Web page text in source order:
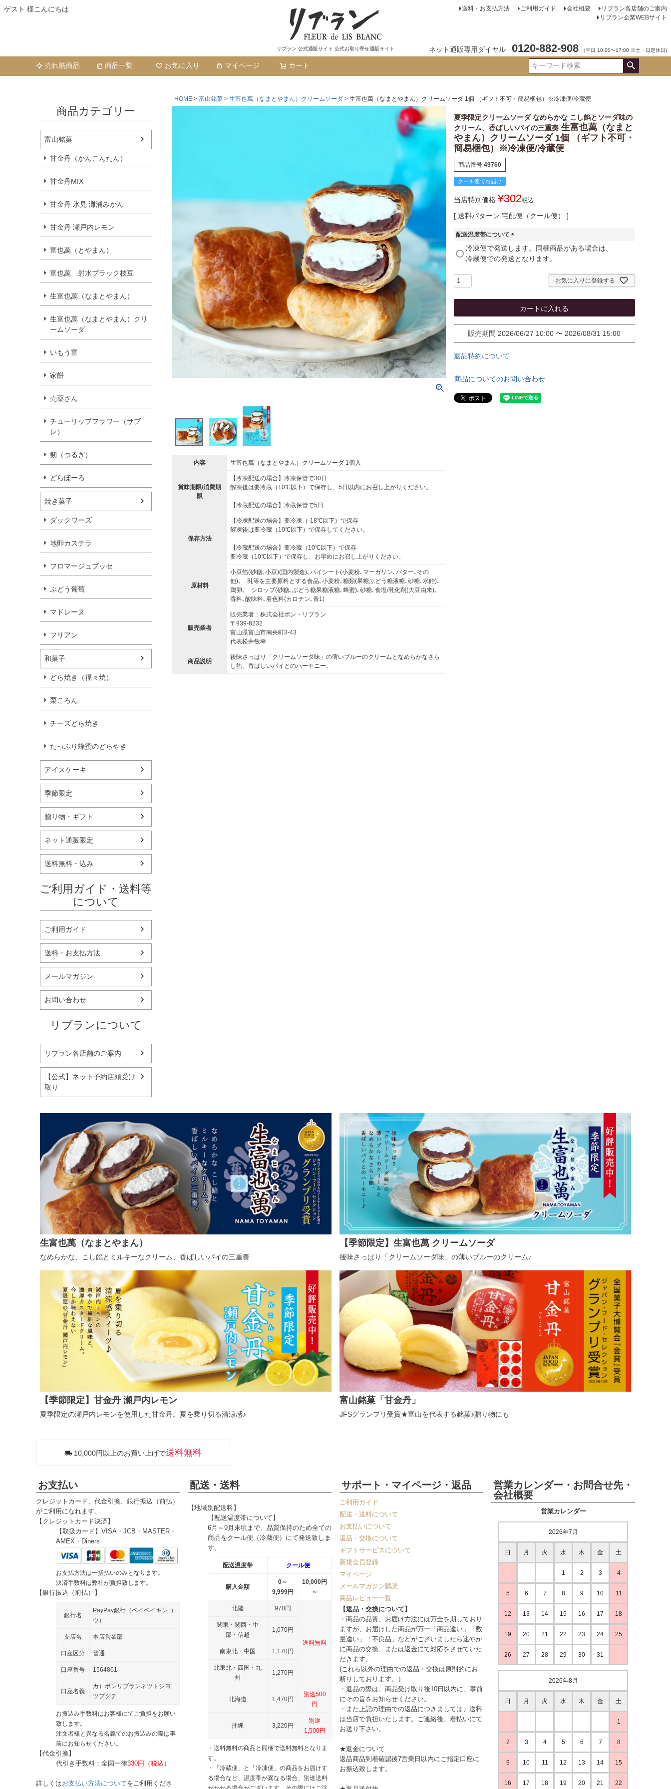
ゲスト 様こんにちは
リブラン 公式通販サイト 公式お取り寄せ通販サイト
送料・お支払方法 ご利用ガイド 会社概要
リブラン各店舗のご案内
リブラン企業WEBサイト
ネット通販専用ダイヤル 0120-882-908 （平日 10:00〜17:00 ※土・日定休日)
売れ筋商品 商品一覧 お気に入り マイページ カート
商品カテゴリー
富山銘菓
甘金丹（かんこんたん）
甘金丹MIX
甘金丹 氷見 灘浦みかん
甘金丹 瀬戸内レモン
富也萬（とやまん）
富也萬 射水ブラック枝豆
生富也萬（なまとやまん）
生富也萬（なまとやまん）クリ
ームソーダ
いもう富
家餅
売薬さん
チューリップフラワー（サブ
レ）
剱（つるぎ）
どらぼーろ
焼き菓子
ダックワーズ
地卵カステラ
フロマージュブッセ
ぶどう葡萄
マドレーヌ
フリアン
和菓子
どら焼き（福々焼）
栗ころん
チーズどら焼き
たっぷり蜂蜜のどらやき
アイスケーキ
季節限定
贈り物・ギフト
ネット通販限定
送料無料・込み
ご利用ガイド・送料等
について
ご利用ガイド
送料・お支払方法
メールマガジン
お問い合わせ
リブランについて
リブラン各店舗のご案内
【公式】ネット予約店頭受け
取り
HOME 富山銘菓 生富也萬（なまとやまん）クリームソーダ 生富也萬（なまとやまん）クリームソーダ 1個 （ギフト不可・簡易梱包）※冷凍便/冷蔵便
内容 生富也萬（なまとやまん）クリームソーダ 1個入
賞味期限/消費期
限
【冷凍配送の場合】冷凍保管で30日
解凍後は要冷蔵（10℃以下）で保存し、5日以内にお召し上がりください。
【冷蔵配送の場合】冷蔵保管で5日
保存方法
【冷凍配送の場合】要冷凍（-18℃以下）で保存
解凍後は要冷蔵（10℃以下）で保存してください。
【冷蔵配送の場合】要冷蔵（10℃以下）で保存
要冷蔵（10℃以下）で保存し、お早めにお召し上がりください。
原材料
小豆餡(砂糖､小豆)(国内製造)､パイシート(小麦粉､マーガリン､バター､その
他)､ 乳等を主要原料とする食品､小麦粉､糖類(果糖ぶどう糖液糖､砂糖､水飴)､
鶏卵､ シロップ(砂糖､ぶどう糖果糖液糖､蜂蜜)､砂糖､食塩/乳化剤(大豆由来)､
香料､酸味料､着色料(カロチン､青1)
販売業者
販売業者：株式会社ボン・リブラン
〒939-8232
富山県富山市南央町3-43
代表松井敏幸
商品説明
後味さっぱり「クリームソーダ味」の薄いブルーのクリームとなめらかなさら
し餡、香ばしいパイとのハーモニー。
夏季限定クリームソーダ なめらかな こし餡とソーダ味の
クリーム、香ばしいパイの三重奏 生富也萬（なまと
やまん）クリームソーダ 1個 （ギフト不可・
簡易梱包）※冷凍便/冷蔵便
商品番号 49760
クール便でお届け
当店特別価格 ¥302税込
送料パターン 宅配便（クール便）
配送温度帯について
必
須
冷凍便で発送します。同梱商品がある場合は、
冷蔵便での発送となります。
お気に入りに登録する
カートに入れる
販売期間 2026/06/27 10:00 〜 2026/08/31 15:00
返品特約について
商品についてのお問い合わせ
生富也萬（なまとやまん）
なめらかな、こし餡とミルキーなクリーム、香ばしいパイの三重奏
【季節限定】生富也萬 クリームソーダ
後味さっぱり「クリームソーダ味」の薄いブルーのクリーム♪
【季節限定】甘金丹 瀬戸内レモン
夏季限定の瀬戸内レモンを使用した甘金丹。夏を乗り切る清涼感♪
富山銘菓「甘金丹」
JFSグランプリ受賞★富山を代表する銘菓♪贈り物にも
10,000円以上のお買い上げで送料無料
お支払い
クレジットカード、代金引換、銀行振込（前払）
がご利用になれます。
【クレジットカード決済】
【取扱カード】VISA・JCB・MASTER・
AMEX・Diners
お支払方法は一括払いのみとなります。
決済手数料は弊社が負担致します。
【銀行振込（前払）】
銀行名
PayPay銀行（ペイペイギンコ
ウ）
支店名 本店営業部
口座区分 普通
口座番号 1564861
口座名義
カ）ボンリブランネツトシヨ
ツプグチ
お振込み手数料はお客様にてご負担をお願い
致します。
注文者様と異なる名義でのお振込みの際は事
前にお知らせください。
【代金引換】
代引き手数料：全国一律330円（税込）
詳しくはお支払い方法についてをご利用くださ
配送・送料
【地域別配送料】
【配送温度帯について】
6月～9月末頃まで、品質保持のため全ての
商品をクール便（冷蔵便）にて発送致しま
す。
配送温度帯 クール便
購入金額
0～
9,999円
10,000円
～
北陸 970円
送料無料
関東・関西・中
部・信越
1,070円
南東北・中国 1,170円
北東北・四国・九
州
1,270円
北海道 1,470円
別途500
円
沖縄 3,220円
別途
1,500円
・送料無料の商品と同梱で送料無料となりま
す。
・「冷蔵便」と「冷凍便」の商品をお届けす
る場合など、温度帯が異なる場合、別途送料
サポート・マイページ・返品
ご利用ガイド
配送・送料について
お支払いについて
返品・交換について
ギフトサービスについて
新規会員登録
マイページ
メールマガジン購読
商品レビュー一覧
【返品・交換について】
・商品の品質、お届け方法には万全を期しており
ますが、お届けした商品が万一「商品違い」「数
量違い」「不良品」などがございましたら速やか
に商品の交換、または返金にて対応をさせていた
だきます。
(これら以外の理由での返品・交換は原則的にお
断りしております。）
・返品の際は、商品受け取り後10日以内に、事前
にその旨をお知らせください。
・また上記の理由での返品につきましては、送料
は当店で負担いたします。ご連絡後、着払いにて
お送り下さい。
★返金について
返品商品到着確認後7営業日以内にご指定口座に
お振込致します。
営業カレンダー・お問合せ先・
会社概要
営業カレンダー
2026年7月
日 月 火 水 木 金 土
1 2 3 4
5 6 7 8 9 10 11
12 13 14 15 16 17 18
19 20 21 22 23 24 25
26 27 28 29 30 31
2026年8月
日 月 火 水 木 金 土
1
2 3 4 5 6 7 8
9 10 11 12 13 14 15
16 17 18 19 20 21 22